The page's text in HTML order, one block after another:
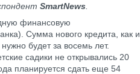
SmartNews
финансовую
Сумма нового кредита, как и
будет за восемь лет.
садики не открывались 20
планируется сдать еще 54